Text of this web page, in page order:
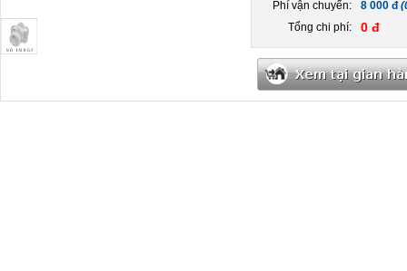
Phí vận chuyển:
8 000 đ
Tổng chi phí:
0 đ